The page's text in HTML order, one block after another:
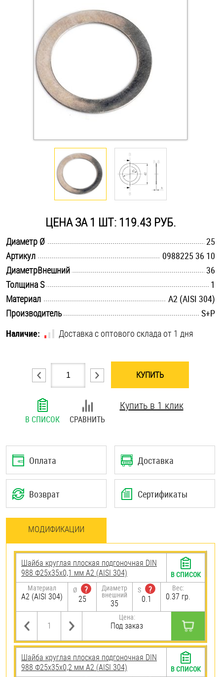
Заклепки (Гайки-Заклепки)
Инструмент
Крюки, кольца с метрической резьбой
Оснастка и аксессуары для яхт
Стопорные кольца
Такелаж
Хомуты
Шплинты
ЦЕНА ЗА 1 ШТ: 119.43 РУБ.
Диаметр Ø
25
Артикул
0988225 36 10
ДиаметрВнешний
36
Толщина S
1
Материал
А2 (AISI 304)
Производитель
S+P
Наличие:
Доставка с оптового склада от 1 дня
КУПИТЬ
В СПИСОК СРАВНИТЬ
Купить в 1 клик
Оплата Доставка
Возврат Сертификаты
МОДИФИКАЦИИ
Шайба круглая плоская подгоночная DIN
988 Ф25х35х0,1 мм А2 (AISI 304)
Материал
А2 (AISI 304)
Ø
?
25
Диаметр
внешний
35
S
?
0.1
Вес:
0.37 гр.
Цена:
Под заказ
В СПИСОК
Шайба круглая плоская подгоночная DIN
988 Ф25х35х0,2 мм А2 (AISI 304)
В СПИСОК